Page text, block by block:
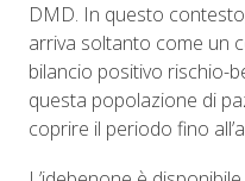
DMD. In questo
arriva soltanto come un
bilancio positivo rischio-
questa popolazione di
coprire il periodo fino